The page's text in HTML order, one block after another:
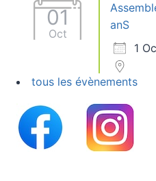
01
Oct
anS
1
tous les évènements